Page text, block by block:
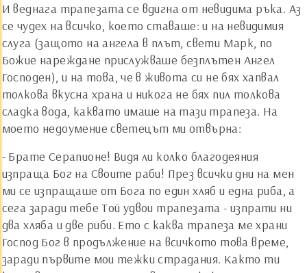
И веднага трапезата се вдигна от невидима ръка. Аз
се чудех на всичко, което ставаше: и на невидимия
слуга (защото на ангела в плът, свети Марк, по
Божие нареждане прислужваше безплътен Ангел
Господен), и на това, че в живота си не бях хапвал
толкова вкусна храна и никога не бях пил толкова
сладка вода, каквато имаше на тази трапеза. На
моето недоумение светецът ми отвърна:
- Брате Серапионе! Видя ли колко благодеяния
изпраща Бог на Своите раби! През всички дни на мен
ми се изпращаше от Бога по един хляб и една риба, а
сега заради тебе Той удвои трапезата - изпрати ни
два хляба и две риби. Ето с каква трапеза ме храни
Господ Бог в продължение на всичкото това време,
заради първите мои тежки страдания. Както ти